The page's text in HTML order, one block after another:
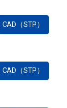
CAD（STP）
CAD（STP）